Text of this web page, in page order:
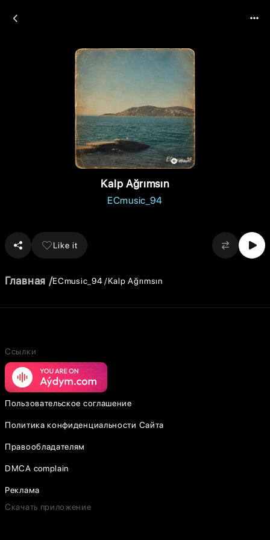
Kalp Ağrımsın
ECmusic_94
Like it
Главная ECmusic_94 Kalp Ağrımsın
Ссылки
Пользовательское соглашение
Политика конфиденциальности Сайта
Правообладателям
DMCA complain
Реклама
Скачать приложение